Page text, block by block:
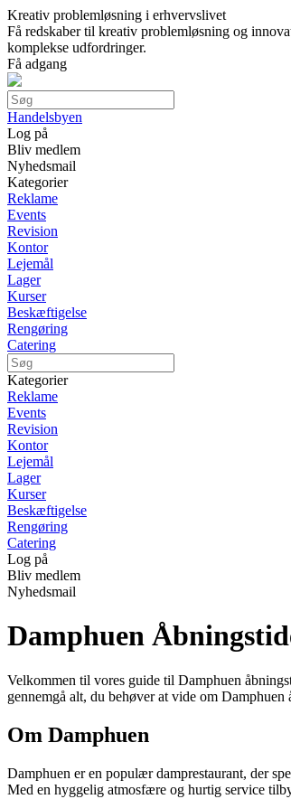
Kreativ problemløsning i erhvervslivet
Få redskaber til kreativ problemløsning og
komplekse udfordringer.
Få adgang
Handelsbyen
Log på
Bliv medlem
Nyhedsmail
Kategorier
Reklame
Events
Revision
Kontor
Lejemål
Lager
Kurser
Beskæftigelse
Rengøring
Catering
Kategorier
Reklame
Events
Revision
Kontor
Lejemål
Lager
Kurser
Beskæftigelse
Rengøring
Catering
Log på
Bliv medlem
Nyhedsmail
Damphuen
Velkommen til vores guide til Damphuen
gennemgå alt, du behøver at vide om
Om Damphuen
Damphuen er en populær damprestaurant, der
Med en hyggelig atmosfære og hurtig service